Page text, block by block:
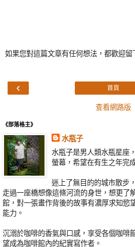
如果您對這篇文章有任何想法，都歡迎留
‹ 首頁
查看網路版
《部落格主》
水瓶子
水瓶子是男人類水瓶星座
螢幕，希望在有生之年完
迷上了無目的的城市散步
走過一座橋想像這條河流的身世，想更了
館，對一張畫作背後的故事有濃厚求知慾
能力。
沉溺於咖啡的香氣與口感，享受各個咖啡
望成為咖啡館內的紀實寫作者。